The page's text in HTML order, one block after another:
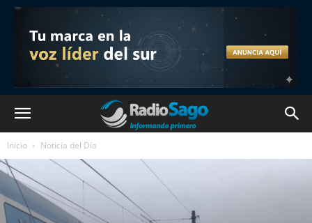
Inicio Noticia del Día